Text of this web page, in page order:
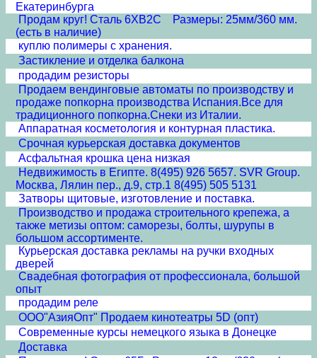
Екатеринбурга
Продам круг! Сталь 6ХВ2С Размеры: 25мм/360 мм.
(есть в наличие)
куплю полимеры с хранения.
Застикление и отделка балкона
продадим резисторы
Продаем вендинговые автоматы по производству и
продаже попкорна производства Испания.Все для
традиционного попкорна.Снеки из Италии.
Аппаратная косметология и контурная пластика.
Срочная курьерская доставка документов
Асфальтная крошка цена низкая
Недвижимость в Египте. 8(495) 926 5657. SVR Group.
Москва, Лялин пер., д.9, стр.1 8(495) 505 5131
Затворы щитовые, изготовление и поставка.
Производство и продажа строительного крепежа, а
также метизы оптом: саморезы, болты, шурупы в
большом ассортименте.
Курьерская доставка рекламы на ручки входных
дверей
Свадебная фотография от профессионала, большой
опыт
продадим реле
ООО"АзияОпт" Продаем кинотеатры 5D (опт)
Современные курсы немецкого языка в Донецке
Доставка